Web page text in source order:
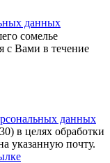
данных
сомелье
с Вами в течение
данных
в целях обработки
указанную почту.